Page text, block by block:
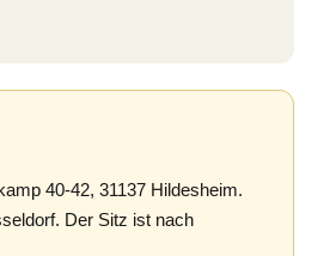
40-42, 31137 Hildesheim.
Der Sitz ist nach